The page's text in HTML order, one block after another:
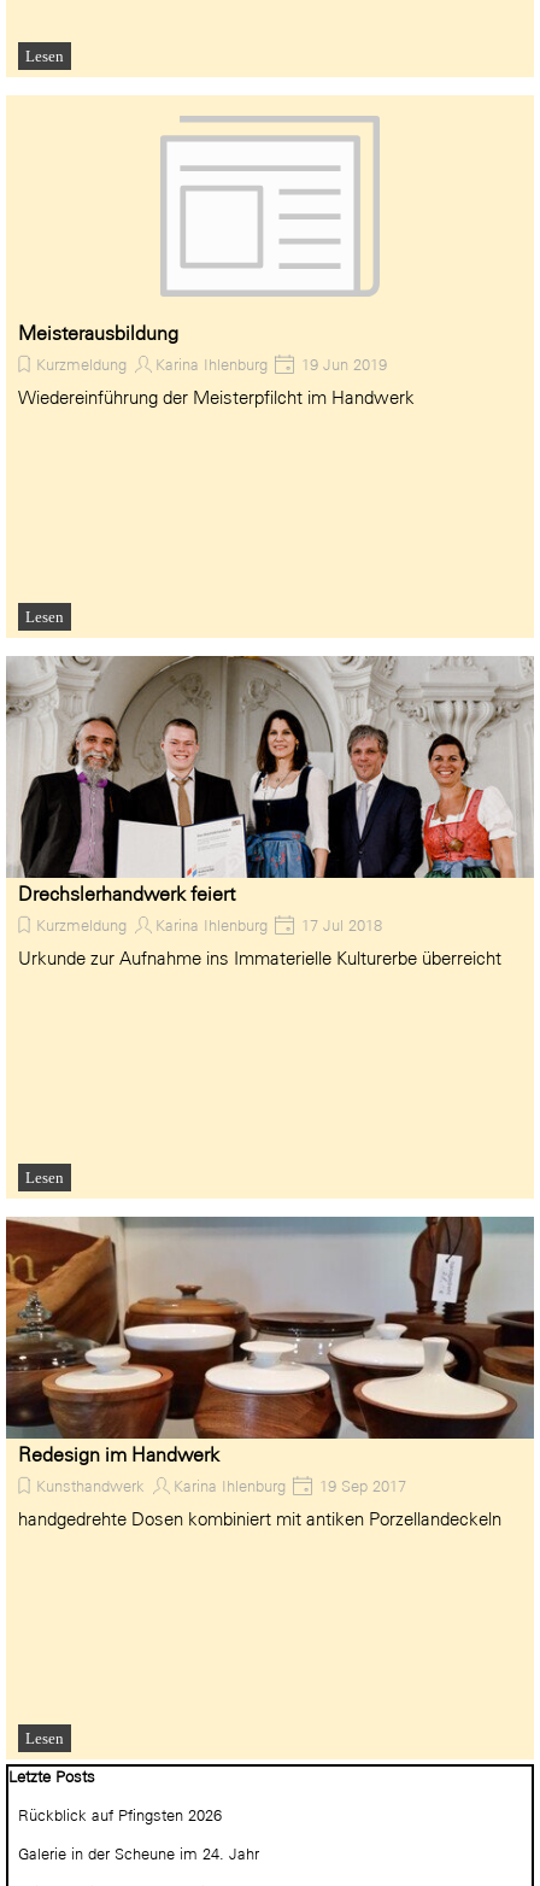
Lesen
Meisterausbildung
Kurzmeldung Karina Ihlenburg 19 Jun 2019
Wiedereinführung der Meisterpfilcht im Handwerk
Lesen
Drechslerhandwerk feiert
Kurzmeldung Karina Ihlenburg 17 Jul 2018
Urkunde zur Aufnahme ins Immaterielle Kulturerbe überreicht
Lesen
Redesign im Handwerk
Kunsthandwerk Karina Ihlenburg 19 Sep 2017
handgedrehte Dosen kombiniert mit antiken Porzellandeckeln
Lesen
Block überspringen Letzte Posts
Letzte Posts
Rückblick auf Pfingsten 2026
Galerie in der Scheune im 24. Jahr